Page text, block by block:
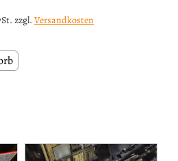
zzgl. Versandkosten